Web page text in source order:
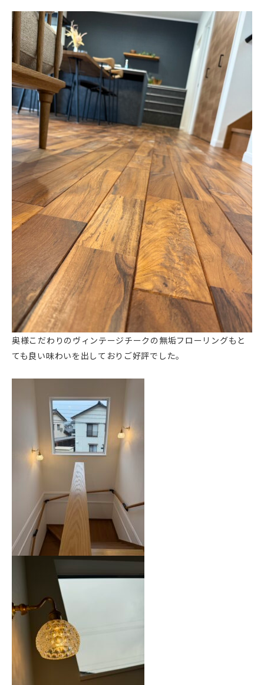
奥様こだわりのヴィンテージチークの無垢フローリングもと
ても良い味わいを出しておりご好評でした。